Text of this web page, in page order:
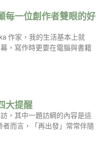
每一位創作者雙眼的好
作家，我的生活基本上就
，寫作時更要在電腦與書籍
大提醒
，其中一題訪綱的內容是這
而言，「再出發」常常伴隨